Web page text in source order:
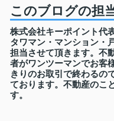
このブログの担
株式会社キーポイント代
タワマン・マンション・
担当させて頂きます。不
者がワンツーマンでお客
きりのお取引で終わるの
ております。不動産のこ
す。